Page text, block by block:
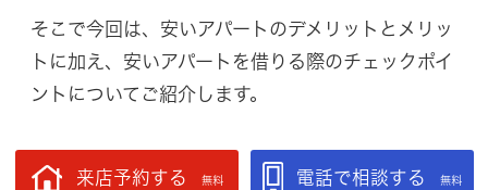
そこで今回は、安いアパートのデメリットとメリッ
トに加え、安いアパートを借りる際のチェックポイ
ントについてご紹介します。
来店予約する 無料 電話で相談する 無料